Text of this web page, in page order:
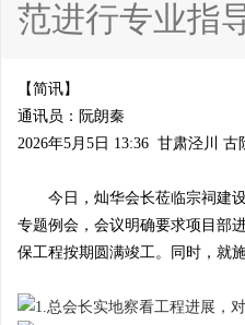
范进行专业指
【简讯】
通讯员：阮朗秦
2026年5月5日 13:36 甘肃泾川
今日，灿华会长莅临宗祠建设
专题例会，会议明确要求项目部
保工程按期圆满竣工。同时，就